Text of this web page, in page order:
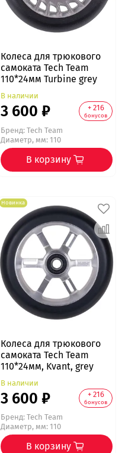
Колеса для трюкового
самоката Tech Team
110*24мм Turbine grey
В наличии
3 600 ₽ + 216
бонусов
Бренд:Tech Team
Диаметр, мм: 110
В корзину
Новинка
Колеса для трюкового
самоката Tech Team
110*24мм, Kvant, grey
В наличии
3 600 ₽ + 216
бонусов
Бренд:Tech Team
Диаметр, мм: 110
В корзину